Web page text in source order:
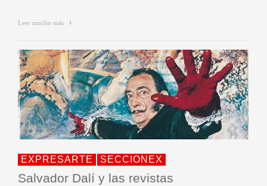
Leer mucho más
EXPRESARTE SECCIONEX
Salvador Dalí y las revistas